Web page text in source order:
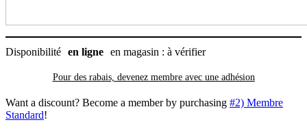
Disponibilité en ligne en magasin : à vérifier
Pour des rabais, devenez membre avec une adhésion
Want a discount? Become a member by purchasing #2) Membre
Standard!